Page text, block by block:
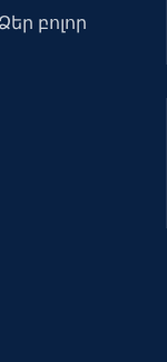
բոլոր